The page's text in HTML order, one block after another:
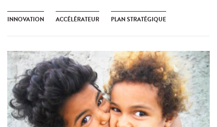
INNOVATION ACCÉLÉRATEUR PLAN STRATÉGIQUE